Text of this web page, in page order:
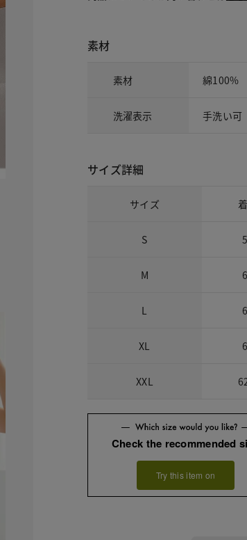
素材
素材 綿100%
洗濯表示 手洗い可
サイズ詳細
サイズ
S
M
L
XL
XXL
Check the recommended
Try this item on